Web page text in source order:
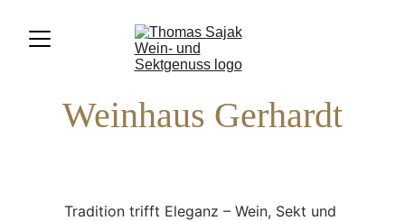
Weinhaus Gerhardt
Tradition trifft Eleganz – Wein, Sekt und